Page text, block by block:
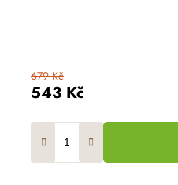
543 Kč
679 Kč